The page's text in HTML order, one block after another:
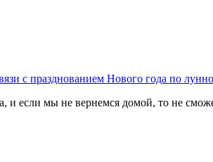
с празднованием Нового года по
и если мы не вернемся домой, то не